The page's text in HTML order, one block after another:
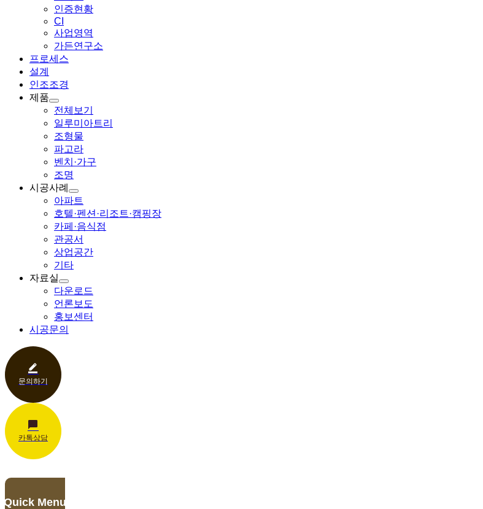
인증현황
CI
사업영역
가든연구소
프로세스
설계
인조조경
제품
전체보기
일루미아트리
조형물
파고라
벤치·가구
조명
시공사례
아파트
호텔·펜션·리조트·캠핑장
카페·음식점
관공서
상업공간
기타
자료실
다운로드
언론보도
홍보센터
시공문의
문의하기
카톡상담
Quick Menu